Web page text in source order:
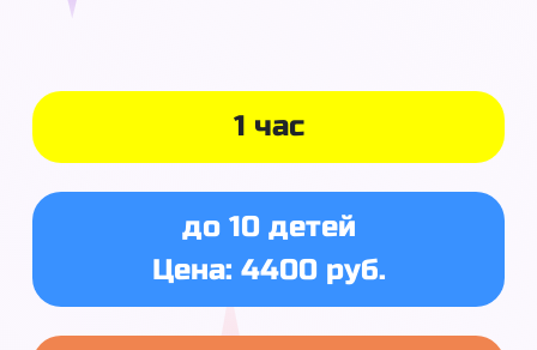
1 час
до 10 детей
Цена: 4400 руб.